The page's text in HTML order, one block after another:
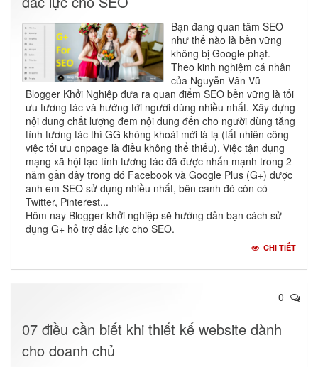
Bạn đang quan tâm SEO
như thế nào là bền vững
không bị Google phạt.
Theo kinh nghiệm cá nhân
của Nguyễn Văn Vũ -
Blogger Khởi Nghiệp đưa ra quan điểm SEO bền vững là tối
ưu tương tác và hướng tới người dùng nhiều nhất. Xây dựng
nội dung chất lượng đem nội dung đến cho người dùng tăng
tính tương tác thì GG không khoái mới là lạ (tất nhiên công
việc tối ưu onpage là điều không thể thiếu). Việc tận dụng
mạng xã hội tạo tính tương tác đã được nhấn mạnh trong 2
năm gần đây trong đó Facebook và Google Plus (G+) được
anh em SEO sử dụng nhiều nhất, bên canh đó còn có
Twitter, Pinterest...
Hôm nay Blogger khởi nghiệp sẽ hướng dẫn bạn cách sử
dụng G+ hỗ trợ đắc lực cho SEO.
CHI TIẾT
0
07 điều cần biết khi thiết kế website dành
cho doanh chủ